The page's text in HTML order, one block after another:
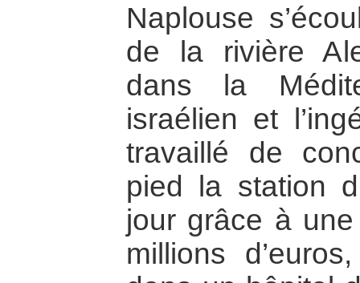
Naplouse
de la rivière
dans la
israélien et
travaillé de
pied la station
jour grâce à
millions